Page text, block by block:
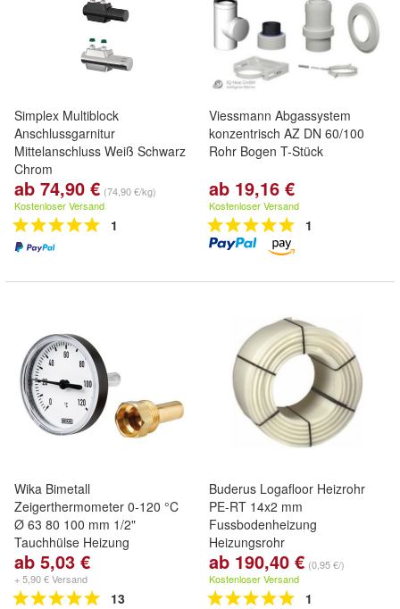
Simplex Multiblock
Anschlussgarnitur
Mittelanschluss Weiß Schwarz
Chrom
ab 74,90 € (74,90 €/kg)
Kostenloser Versand
1
Viessmann Abgassystem
konzentrisch AZ DN 60/100
Rohr Bogen T-Stück
ab 19,16 €
Kostenloser Versand
1
Wika Bimetall
Zeigerthermometer 0-120 °C
Ø 63 80 100 mm 1/2"
Tauchhülse Heizung
ab 5,03 €
+ 5,90 € Versand
13
Buderus Logafloor Heizrohr
PE-RT 14x2 mm
Fussbodenheizung
Heizungsrohr
ab 190,40 € (0,95 €/)
Kostenloser Versand
1